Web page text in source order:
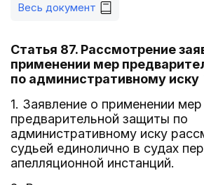
Весь документ
Статья 87. Рассмотрение
применении мер
по административному иску
1. Заявление о применении мер
предварительной защиты по
административному иску
судьей единолично в судах
апелляционной инстанций.